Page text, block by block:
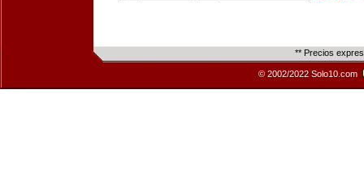
** Precios
© 2002/2022 Solo10.com